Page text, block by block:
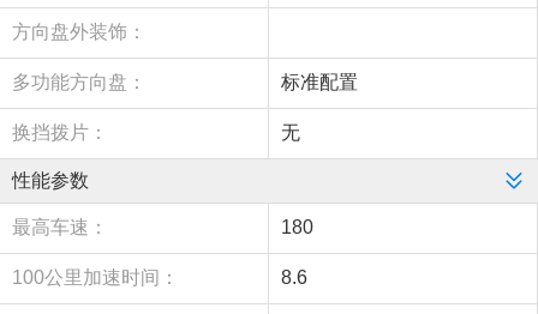
方向盘外装饰：
多功能方向盘： 标准配置
换挡拨片： 无
性能参数
最高车速： 180
100公里加速时间： 8.6